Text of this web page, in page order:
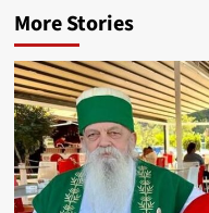
More Stories